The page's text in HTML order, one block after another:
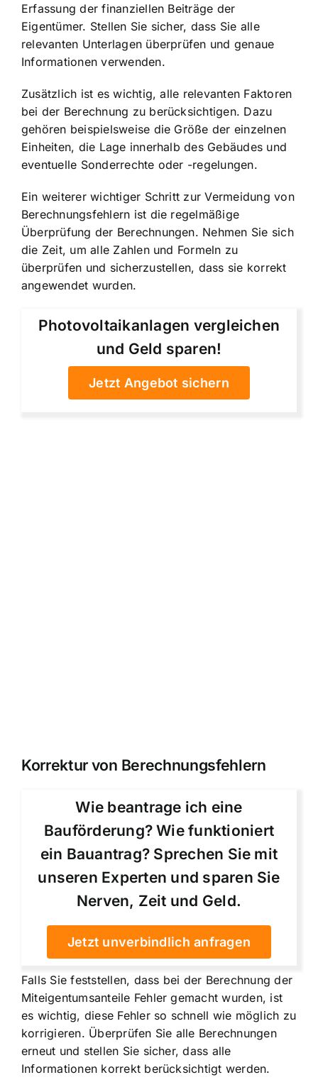
Erfassung der finanziellen Beiträge der
Eigentümer. Stellen Sie sicher, dass Sie alle
relevanten Unterlagen überprüfen und genaue
Informationen verwenden.
Zusätzlich ist es wichtig, alle relevanten Faktoren
bei der Berechnung zu berücksichtigen. Dazu
gehören beispielsweise die Größe der einzelnen
Einheiten, die Lage innerhalb des Gebäudes und
eventuelle Sonderrechte oder -regelungen.
Ein weiterer wichtiger Schritt zur Vermeidung von
Berechnungsfehlern ist die regelmäßige
Überprüfung der Berechnungen. Nehmen Sie sich
die Zeit, um alle Zahlen und Formeln zu
überprüfen und sicherzustellen, dass sie korrekt
angewendet wurden.
Photovoltaikanlagen vergleichen
und Geld sparen!
Jetzt Angebot sichern
Korrektur von Berechnungsfehlern
Wie beantrage ich eine
Bauförderung? Wie funktioniert
ein Bauantrag? Sprechen Sie mit
unseren Experten und sparen Sie
Nerven, Zeit und Geld.
Jetzt unverbindlich anfragen
Falls Sie feststellen, dass bei der Berechnung der
Miteigentumsanteile Fehler gemacht wurden, ist
es wichtig, diese Fehler so schnell wie möglich zu
korrigieren. Überprüfen Sie alle Berechnungen
erneut und stellen Sie sicher, dass alle
Informationen korrekt berücksichtigt werden.